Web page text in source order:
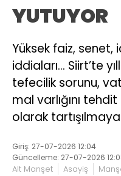
YUTUYOR
Yüksek faiz, senet,
iddiaları… Siirt’te
tefecilik sorunu,
mal varlığını
olarak
Giriş: 27-07-2026 12:04
Güncelleme: 27-07-2026
Alt Manşet Asayiş